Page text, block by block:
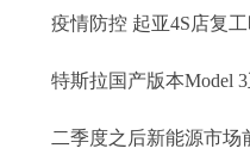
疫情防控 起亚4S店复
特斯拉国产版本Model
二季度之后新能源市场